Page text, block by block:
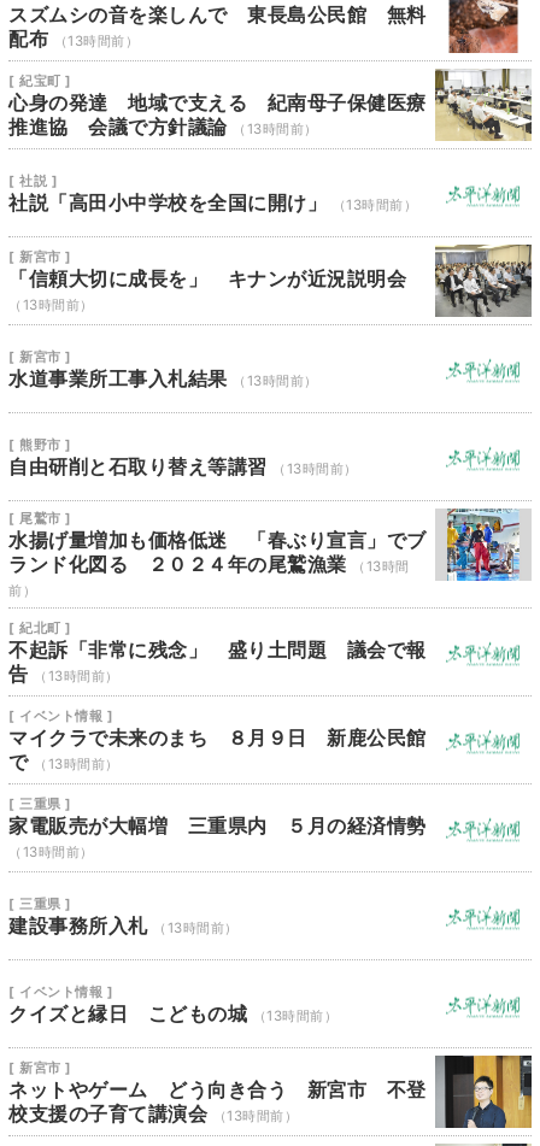
スズムシの音を楽しんで 東長島公民館 無料
配布
（13時間前）
[ 紀宝町 ]
心身の発達 地域で支える 紀南母子保健医療
推進協 会議で方針議論
（13時間前）
[ 社説 ]
社説「高田小中学校を全国に開け」 （13時間前）
[ 新宮市 ]
「信頼大切に成長を」 キナンが近況説明会
（13時間前）
[ 新宮市 ]
水道事業所工事入札結果 （13時間前）
[ 熊野市 ]
自由研削と石取り替え等講習 （13時間前）
[ 尾鷲市 ]
水揚げ量増加も価格低迷 「春ぶり宣言」でブ
ランド化図る ２０２４年の尾鷲漁業
（13時間
前）
[ 紀北町 ]
不起訴「非常に残念」 盛り土問題 議会で報
告
（13時間前）
[ イベント情報 ]
マイクラで未来のまち ８月９日 新鹿公民館
で
（13時間前）
[ 三重県 ]
家電販売が大幅増 三重県内 ５月の経済情勢
（13時間前）
[ 三重県 ]
建設事務所入札 （13時間前）
[ イベント情報 ]
クイズと縁日 こどもの城 （13時間前）
[ 新宮市 ]
ネットやゲーム どう向き合う 新宮市 不登
校支援の子育て講演会
（13時間前）